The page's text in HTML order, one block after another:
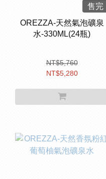
售完
OREZZA-天然氣泡礦泉
水-330ML(24瓶)
NT$5,760
NT$5,280